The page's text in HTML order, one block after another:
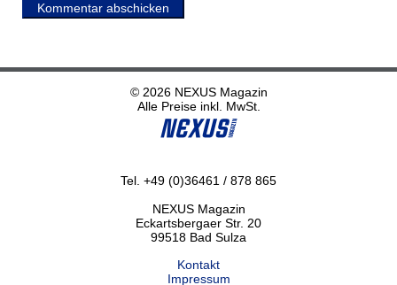
Kommentar abschicken
© 2026 NEXUS Magazin
Alle Preise inkl. MwSt.
Tel. +49 (0)36461 / 878 865
NEXUS Magazin
Eckartsbergaer Str. 20
99518 Bad Sulza
Kontakt
Impressum